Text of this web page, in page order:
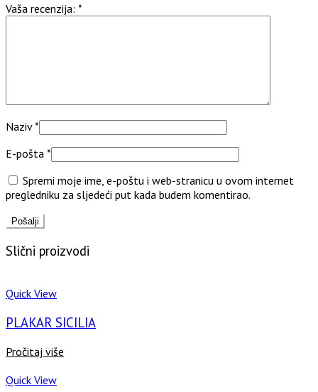
Vaša recenzija: *
Naziv*
E-pošta *
Spremi moje ime, e-poštu i web-stranicu u ovom internet
pregledniku za sljedeći put kada budem komentirao.
Slični proizvodi
Quick View
PLAKAR SICILIA
Pročitaj više
Quick View